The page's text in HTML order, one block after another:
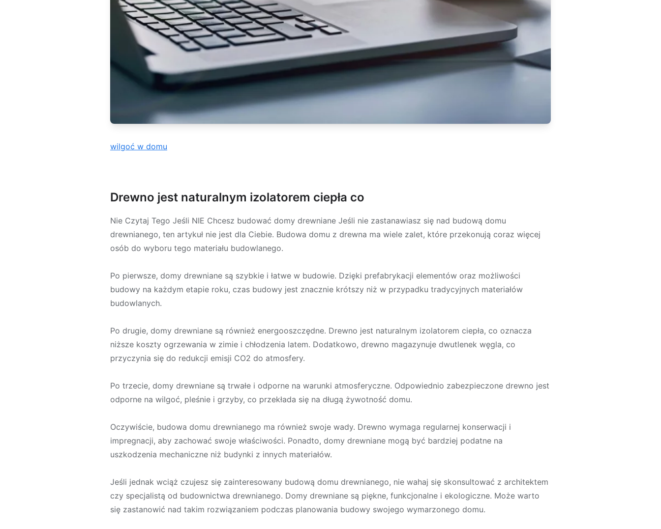
wilgoć w domu
Drewno jest naturalnym izolatorem ciepła co
Nie Czytaj Tego Jeśli NIE Chcesz budować domy drewniane Jeśli nie zastanawiasz się nad budową domu
drewnianego, ten artykuł nie jest dla Ciebie. Budowa domu z drewna ma wiele zalet, które przekonują coraz więcej
osób do wyboru tego materiału budowlanego.
Po pierwsze, domy drewniane są szybkie i łatwe w budowie. Dzięki prefabrykacji elementów oraz możliwości
budowy na każdym etapie roku, czas budowy jest znacznie krótszy niż w przypadku tradycyjnych materiałów
budowlanych.
Po drugie, domy drewniane są również energooszczędne. Drewno jest naturalnym izolatorem ciepła, co oznacza
niższe koszty ogrzewania w zimie i chłodzenia latem. Dodatkowo, drewno magazynuje dwutlenek węgla, co
przyczynia się do redukcji emisji CO2 do atmosfery.
Po trzecie, domy drewniane są trwałe i odporne na warunki atmosferyczne. Odpowiednio zabezpieczone drewno jest
odporne na wilgoć, pleśnie i grzyby, co przekłada się na długą żywotność domu.
Oczywiście, budowa domu drewnianego ma również swoje wady. Drewno wymaga regularnej konserwacji i
impregnacji, aby zachować swoje właściwości. Ponadto, domy drewniane mogą być bardziej podatne na
uszkodzenia mechaniczne niż budynki z innych materiałów.
Jeśli jednak wciąż czujesz się zainteresowany budową domu drewnianego, nie wahaj się skonsultować z architektem
czy specjalistą od budownictwa drewnianego. Domy drewniane są piękne, funkcjonalne i ekologiczne. Może warto
się zastanowić nad takim rozwiązaniem podczas planowania budowy swojego wymarzonego domu.